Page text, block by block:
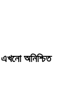
এখনো অনিশ্চিত